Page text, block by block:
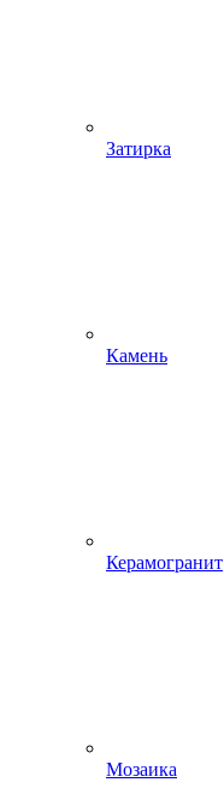
Затирка
Камень
Керамогранит
Мозаика